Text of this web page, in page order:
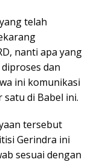
telah
nanti apa yang
dan
ini komunikasi
di Babel ini.
tersebut
Gerindra ini
sesuai dengan